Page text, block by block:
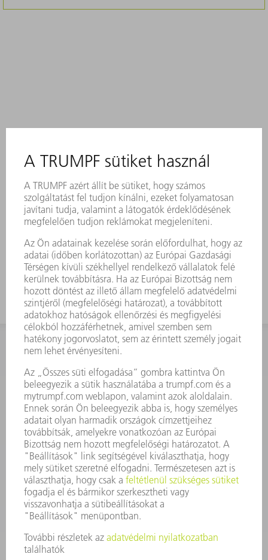
KAPCSOLAT
Szerszám
3628576045
08.00 - 16.30
szerszam@hu.trumpf.com
KAPCSOLAT
Alkatrész
3628576035
08.00 - 16.30
alkatresz@hu.trumpf.com